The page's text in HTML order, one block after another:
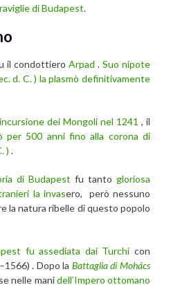
di Budapest.
il condottiero Arpad . Suo nipote
d. C. ) la plasmò definitivamente
dei Mongoli nel 1241 , il
per 500 anni fino alla corona di
) .
di Budapest fu tanto gloriosa
la invasero, però nessuno
la natura ribelle di questo popolo
fu assediata dai Turchi con
. Dopo la Battaglia di Mohács
nelle manidell’Impero ottomano